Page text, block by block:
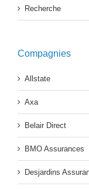
Recherche
Compagnies
Allstate
Axa
Belair Direct
BMO Assurances
Desjardins